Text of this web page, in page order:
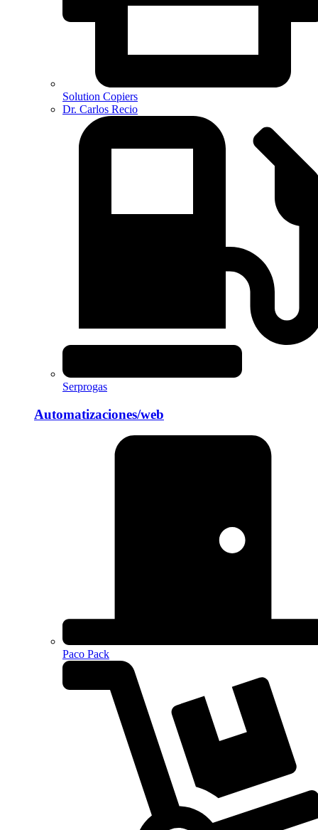
Solution Copiers
Dr. Carlos Recio
Serprogas
Automatizaciones/web
Paco Pack